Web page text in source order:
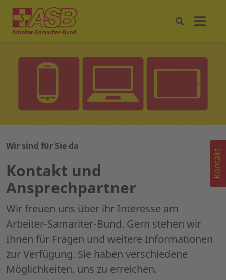
Wir sind für Sie da
Kontakt und
Ansprechpartner
Wir freuen uns über ihr Interesse am
Arbeiter-Samariter-Bund. Gern stehen wir
Ihnen für Fragen und weitere Informationen
zur Verfügung. Sie haben verschiedene
Möglichkeiten, uns zu erreichen.
Kontakt